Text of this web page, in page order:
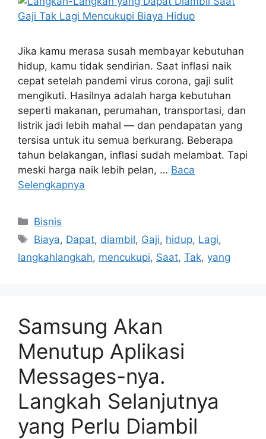
Jika kamu merasa susah membayar kebutuhan
hidup, kamu tidak sendirian. Saat inflasi naik
cepat setelah pandemi virus corona, gaji sulit
mengikuti. Hasilnya adalah harga kebutuhan
seperti makanan, perumahan, transportasi, dan
listrik jadi lebih mahal — dan pendapatan yang
tersisa untuk itu semua berkurang. Beberapa
tahun belakangan, inflasi sudah melambat. Tapi
meski harga naik lebih pelan, … Baca
Selengkapnya
Kategori
Bisnis
Tag
Biaya, Dapat, diambil, Gaji, hidup, Lagi,
langkahlangkah, mencukupi, Saat, Tak, yang
Samsung Akan
Menutup Aplikasi
Messages-nya.
Langkah Selanjutnya
yang Perlu Diambil